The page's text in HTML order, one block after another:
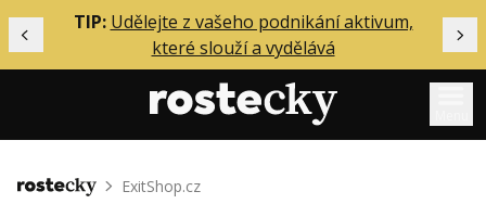
Předchozí
TIP: Udělejte z vašeho podnikání aktivum,
které slouží a vydělává
Mentoring
Domů ExitShop.cz